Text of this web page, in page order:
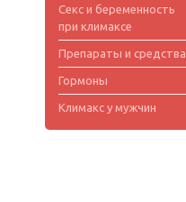
Секс и беременность
при климаксе
Препараты и средства
Гормоны
Климакс у мужчин